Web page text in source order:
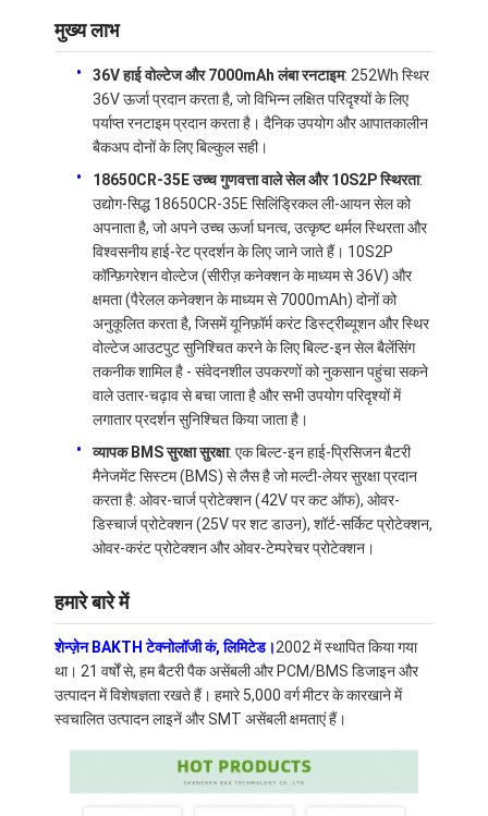
घर
मुख्य लाभ
36V हाई वोल्टेज और 7000mAh लंबा रनटाइम: 252Wh स्थिर
36V ऊर्जा प्रदान करता है, जो विभिन्न लक्षित परिदृश्यों के लिए
पर्याप्त रनटाइम प्रदान करता है। दैनिक उपयोग और आपातकालीन
बैकअप दोनों के लिए बिल्कुल सही।
18650CR-35E उच्च गुणवत्ता वाले सेल और 10S2P स्थिरता:
उद्योग-सिद्ध 18650CR-35E सिलिंड्रिकल ली-आयन सेल को
अपनाता है, जो अपने उच्च ऊर्जा घनत्व, उत्कृष्ट थर्मल स्थिरता और
विश्वसनीय हाई-रेट प्रदर्शन के लिए जाने जाते हैं। 10S2P
कॉन्फ़िगरेशन वोल्टेज (सीरीज़ कनेक्शन के माध्यम से 36V) और
क्षमता (पैरेलल कनेक्शन के माध्यम से 7000mAh) दोनों को
अनुकूलित करता है, जिसमें यूनिफ़ॉर्म करंट डिस्ट्रीब्यूशन और स्थिर
वोल्टेज आउटपुट सुनिश्चित करने के लिए बिल्ट-इन सेल बैलेंसिंग
तकनीक शामिल है - संवेदनशील उपकरणों को नुकसान पहुंचा सकने
वाले उतार-चढ़ाव से बचा जाता है और सभी उपयोग परिदृश्यों में
लगातार प्रदर्शन सुनिश्चित किया जाता है।
व्यापक BMS सुरक्षा सुरक्षा: एक बिल्ट-इन हाई-प्रिसिजन बैटरी
मैनेजमेंट सिस्टम (BMS) से लैस है जो मल्टी-लेयर सुरक्षा प्रदान
करता है: ओवर-चार्ज प्रोटेक्शन (42V पर कट ऑफ), ओवर-
डिस्चार्ज प्रोटेक्शन (25V पर शट डाउन), शॉर्ट-सर्किट प्रोटेक्शन,
ओवर-करंट प्रोटेक्शन और ओवर-टेम्परेचर प्रोटेक्शन।
हमारे बारे में
शेन्ज़ेन BAKTH टेक्नोलॉजी कं, लिमिटेड।2002 में स्थापित किया गया
था। 21 वर्षों से, हम बैटरी पैक असेंबली और PCM/BMS डिजाइन और
उत्पादन में विशेषज्ञता रखते हैं। हमारे 5,000 वर्ग मीटर के कारखाने में
स्वचालित उत्पादन लाइनें और SMT असेंबली क्षमताएं हैं।